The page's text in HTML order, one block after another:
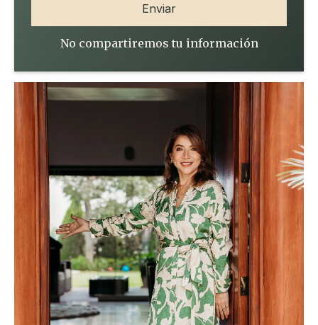
No compartiremos tu información